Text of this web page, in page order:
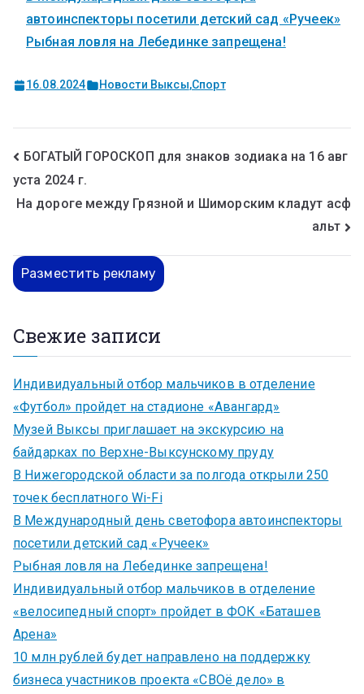
автоинспекторы посетили детский сад «Ручеек»
Рыбная ловля на Лебединке запрещена!
16.08.2024 Новости Выксы,Спорт
БОГАТЫЙ ГОРОСКОП для знаков зодиака на 16 авг
уста 2024 г.
На дороге между Грязной и Шиморским кладут асф
альт
Разместить рекламу
Свежие записи
Индивидуальный отбор мальчиков в отделение
«Футбол» пройдет на стадионе «Авангард»
Музей Выксы приглашает на экскурсию на
байдарках по Верхне-Выксунскому пруду
В Нижегородской области за полгода открыли 250
точек бесплатного Wi-Fi
В Международный день светофора автоинспекторы
посетили детский сад «Ручеек»
Рыбная ловля на Лебединке запрещена!
Индивидуальный отбор мальчиков в отделение
«велосипедный спорт» пройдет в ФОК «Баташев
Арена»
10 млн рублей будет направлено на поддержку
бизнеса участников проекта «СВОё дело» в